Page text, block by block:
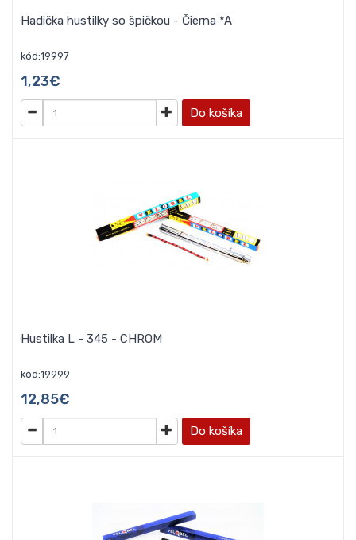
Hadička hustilky so špičkou - Čierna *A
kód:19997
1,23€
Do košíka
Hustilka L - 345 - CHROM
kód:19999
12,85€
Do košíka